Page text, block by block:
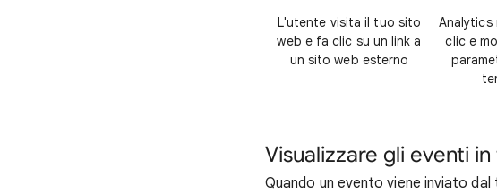
L'utente visita il tuo sito
web e fa clic su un link a
un sito web esterno
Analytics
clic e
Visualizzare gli eventi
Quando un evento viene inviato